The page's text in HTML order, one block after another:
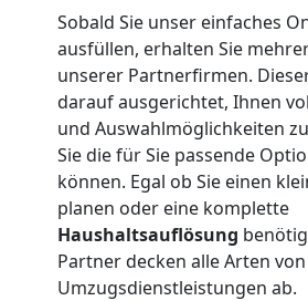
Sobald Sie unser einfaches
ausfüllen, erhalten Sie
unserer Partnerfirmen.
darauf ausgerichtet, Ihnen
und Auswahlmöglichkeiten
Sie die für Sie passende
können. Egal ob Sie einen
planen oder eine komplette
Haushaltsauflösung
Partner decken alle Arten von
Umzugsdienstleistungen ab.
Wiener
Neustadt
Mann